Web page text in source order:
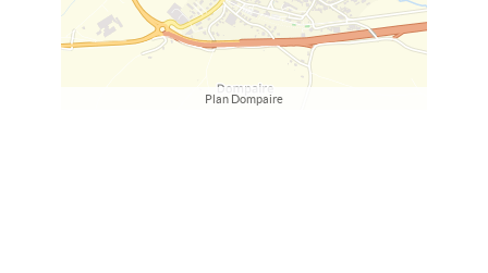
Plan Dompaire